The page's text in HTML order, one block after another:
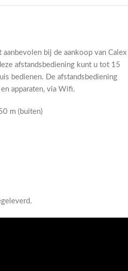
bij de aankoop van Calex
afstandsbediening kunt u tot 15
bedienen. De afstandsbediening
apparaten, via Wifi.
m (buiten)